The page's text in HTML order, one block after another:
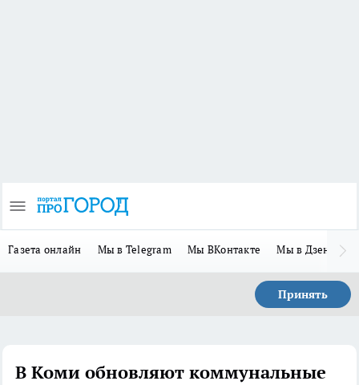
Газета онлайн Мы в Telegram Мы ВКонтакте Мы в Дзене
Принять
В Коми обновляют коммунальные